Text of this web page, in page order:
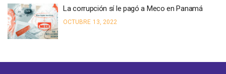
La corrupción sí le pagó a Meco en Panamá
OCTUBRE 13, 2022